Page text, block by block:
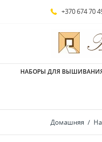
+370 674 70
НАБОРЫ ДЛЯ
Домашняя